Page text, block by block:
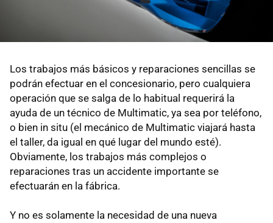
Los trabajos más básicos y reparaciones sencillas se
podrán efectuar en el concesionario, pero cualquiera
operación que se salga de lo habitual requerirá la
ayuda de un técnico de Multimatic, ya sea por teléfono,
o bien in situ (el mecánico de Multimatic viajará hasta
el taller, da igual en qué lugar del mundo esté).
Obviamente, los trabajos más complejos o
reparaciones tras un accidente importante se
efectuarán en la fábrica.
Y no es solamente la necesidad de una nueva